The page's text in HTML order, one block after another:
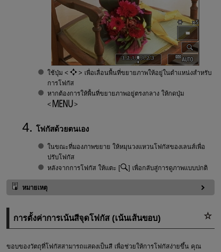
ใช้ปุ่ม
เพื่อเลื่อนพื้นที่ขยายภาพให้อยู่ในตำแหน่งสำหรับ
การโฟกัส
หากต้องการให้พื้นที่ขยายภาพอยู่ตรงกลาง ให้กดปุ่ม
โฟกัสด้วยตนเอง
ในขณะที่มองภาพขยาย ให้หมุนวงแหวนโฟกัสของเลนส์เพื่อ
ปรับโฟกัส
หลังจากการโฟกัส ให้แตะ [
] เพื่อกลับสู่การดูภาพแบบปกติ
หมายเหตุ
การตั้งค่าการเน้นสีจุดโฟกัส (เน้นเส้นขอบ)
ขอบของวัตถุที่โฟกัสสามารถแสดงเป็นสี เพื่อช่วยให้การโฟกัสง่ายขึ้น คุณ